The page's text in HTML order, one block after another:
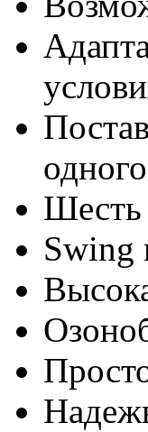
Шесть
Swing